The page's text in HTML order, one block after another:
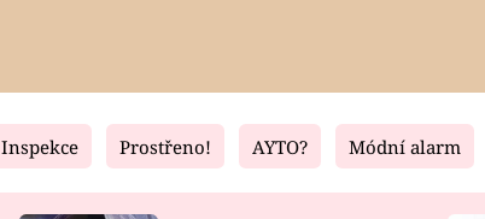
Fresh Living
Inspekce Prostřeno! AYTO? Módní alarm